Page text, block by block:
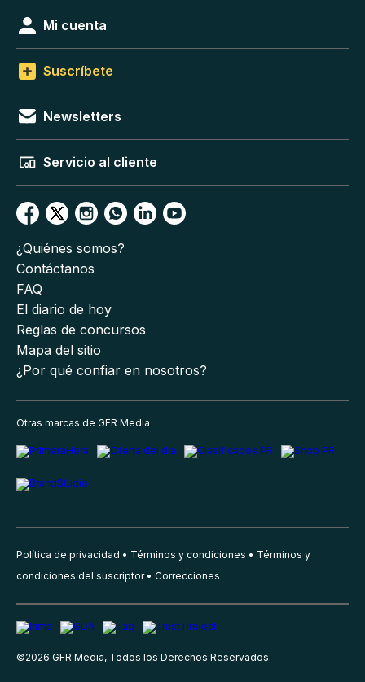
Mi cuenta
Suscríbete
Newsletters
Servicio al cliente
¿Quiénes somos?
Contáctanos
FAQ
El diario de hoy
Reglas de concursos
Mapa del sitio
¿Por qué confiar en nosotros?
Otras marcas de GFR Media
Política de privacidad Términos y condiciones
Términos y
condiciones del suscriptor
Correcciones
©2026 GFR Media, Todos los Derechos Reservados.